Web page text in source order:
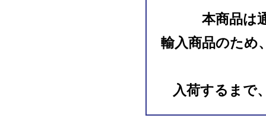
本商品は
輸入商品のため
入荷するまで